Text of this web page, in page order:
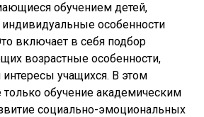
обучением детей,
особенности
включает в себя подбор
возрастные особенности,
интересы учащихся. В этом
только обучение академическим
социально-эмоциональных